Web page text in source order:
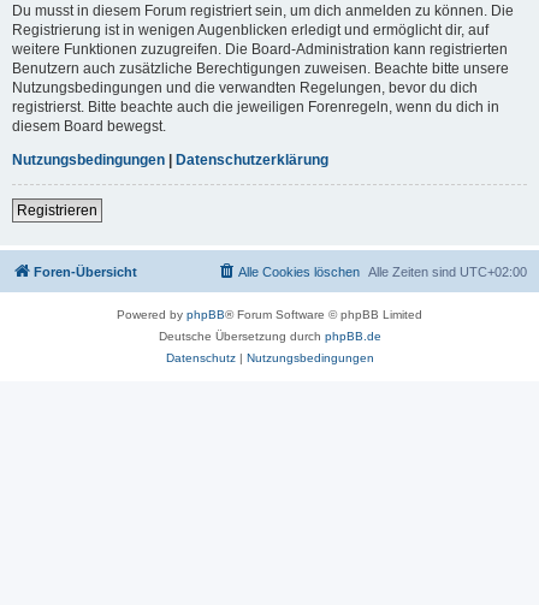
Du musst in diesem Forum registriert sein, um dich anmelden zu können. Die
Registrierung ist in wenigen Augenblicken erledigt und ermöglicht dir, auf
weitere Funktionen zuzugreifen. Die Board-Administration kann registrierten
Benutzern auch zusätzliche Berechtigungen zuweisen. Beachte bitte unsere
Nutzungsbedingungen und die verwandten Regelungen, bevor du dich
registrierst. Bitte beachte auch die jeweiligen Forenregeln, wenn du dich in
diesem Board bewegst.
Nutzungsbedingungen | Datenschutzerklärung
Registrieren
Foren-Übersicht Alle Zeiten sind UTC+02:00
Alle Cookies löschen
Powered by phpBB® Forum Software © phpBB Limited
Deutsche Übersetzung durch phpBB.de
Datenschutz| Nutzungsbedingungen